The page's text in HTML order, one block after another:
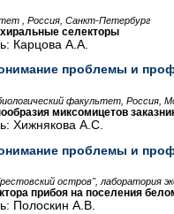
, Россия, Санкт-Петербург
селекторы
Карцова А.А.
проблемы и
факультет, Россия,
миксомицетов
Хижнякова А.С.
проблемы и
остров", лаборатория
прибоя на поселения
Полоскин А.В.